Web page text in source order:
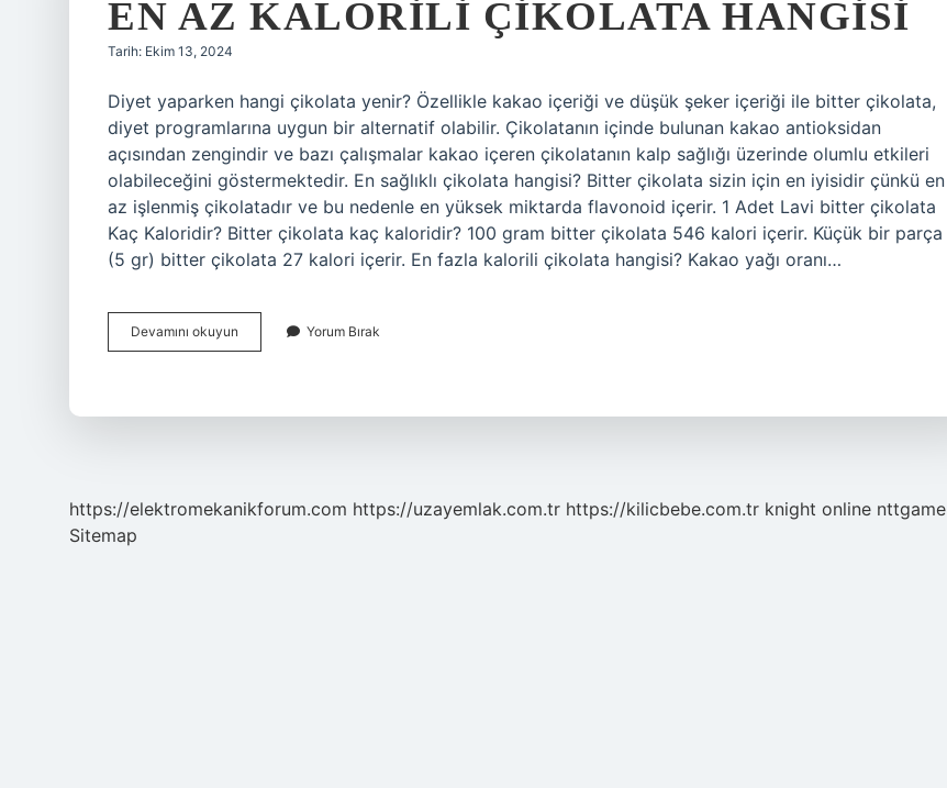
EN AZ KALORILI ÇIKOLATA HANGISI
Tarih: Ekim 13, 2024
Diyet yaparken hangi çikolata yenir? Özellikle kakao içeriği ve düşük şeker içeriği ile bitter çikolata,
diyet programlarına uygun bir alternatif olabilir. Çikolatanın içinde bulunan kakao antioksidan
açısından zengindir ve bazı çalışmalar kakao içeren çikolatanın kalp sağlığı üzerinde olumlu etkileri
olabileceğini göstermektedir. En sağlıklı çikolata hangisi? Bitter çikolata sizin için en iyisidir çünkü en
az işlenmiş çikolatadır ve bu nedenle en yüksek miktarda flavonoid içerir. 1 Adet Lavi bitter çikolata
Kaç Kaloridir? Bitter çikolata kaç kaloridir? 100 gram bitter çikolata 546 kalori içerir. Küçük bir parça
(5 gr) bitter çikolata 27 kalori içerir. En fazla kalorili çikolata hangisi? Kakao yağı oranı…
Devamını okuyun
Az
Yorum Bırak
https://elektromekanikforum.com https://uzayemlak.com.tr https://kilicbebe.com.tr knight online nttgame
Sitemap